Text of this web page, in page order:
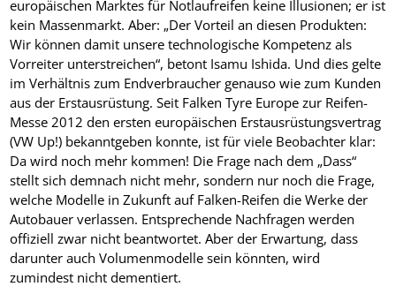
europäischen Marktes für Notlaufreifen keine Illusionen; er ist
kein Massenmarkt. Aber: „Der Vorteil an diesen Produkten:
Wir können damit unsere technologische Kompetenz als
Vorreiter unterstreichen“, betont Isamu Ishida. Und dies gelte
im Verhältnis zum Endverbraucher genauso wie zum Kunden
aus der Erstausrüstung. Seit Falken Tyre Europe zur Reifen-
Messe 2012 den ersten europäischen Erstausrüstungsvertrag
(VW Up!) bekanntgeben konnte, ist für viele Beobachter klar:
Da wird noch mehr kommen! Die Frage nach dem „Dass“
stellt sich demnach nicht mehr, sondern nur noch die Frage,
welche Modelle in Zukunft auf Falken-Reifen die Werke der
Autobauer verlassen. Entsprechende Nachfragen werden
offiziell zwar nicht beantwortet. Aber der Erwartung, dass
darunter auch Volumenmodelle sein könnten, wird
zumindest nicht dementiert.